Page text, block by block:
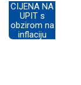
CIJENA NA
UPIT s
obzirom na
inflaciju